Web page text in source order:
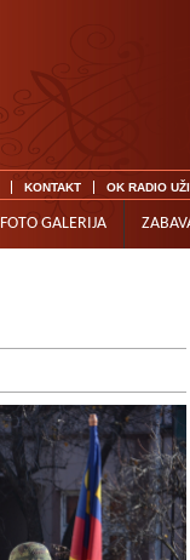
KONTAKT OK RADIO
FOTO GALERIJA